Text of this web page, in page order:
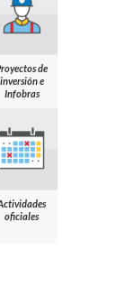
de
inversión e
Infobras
oficiales